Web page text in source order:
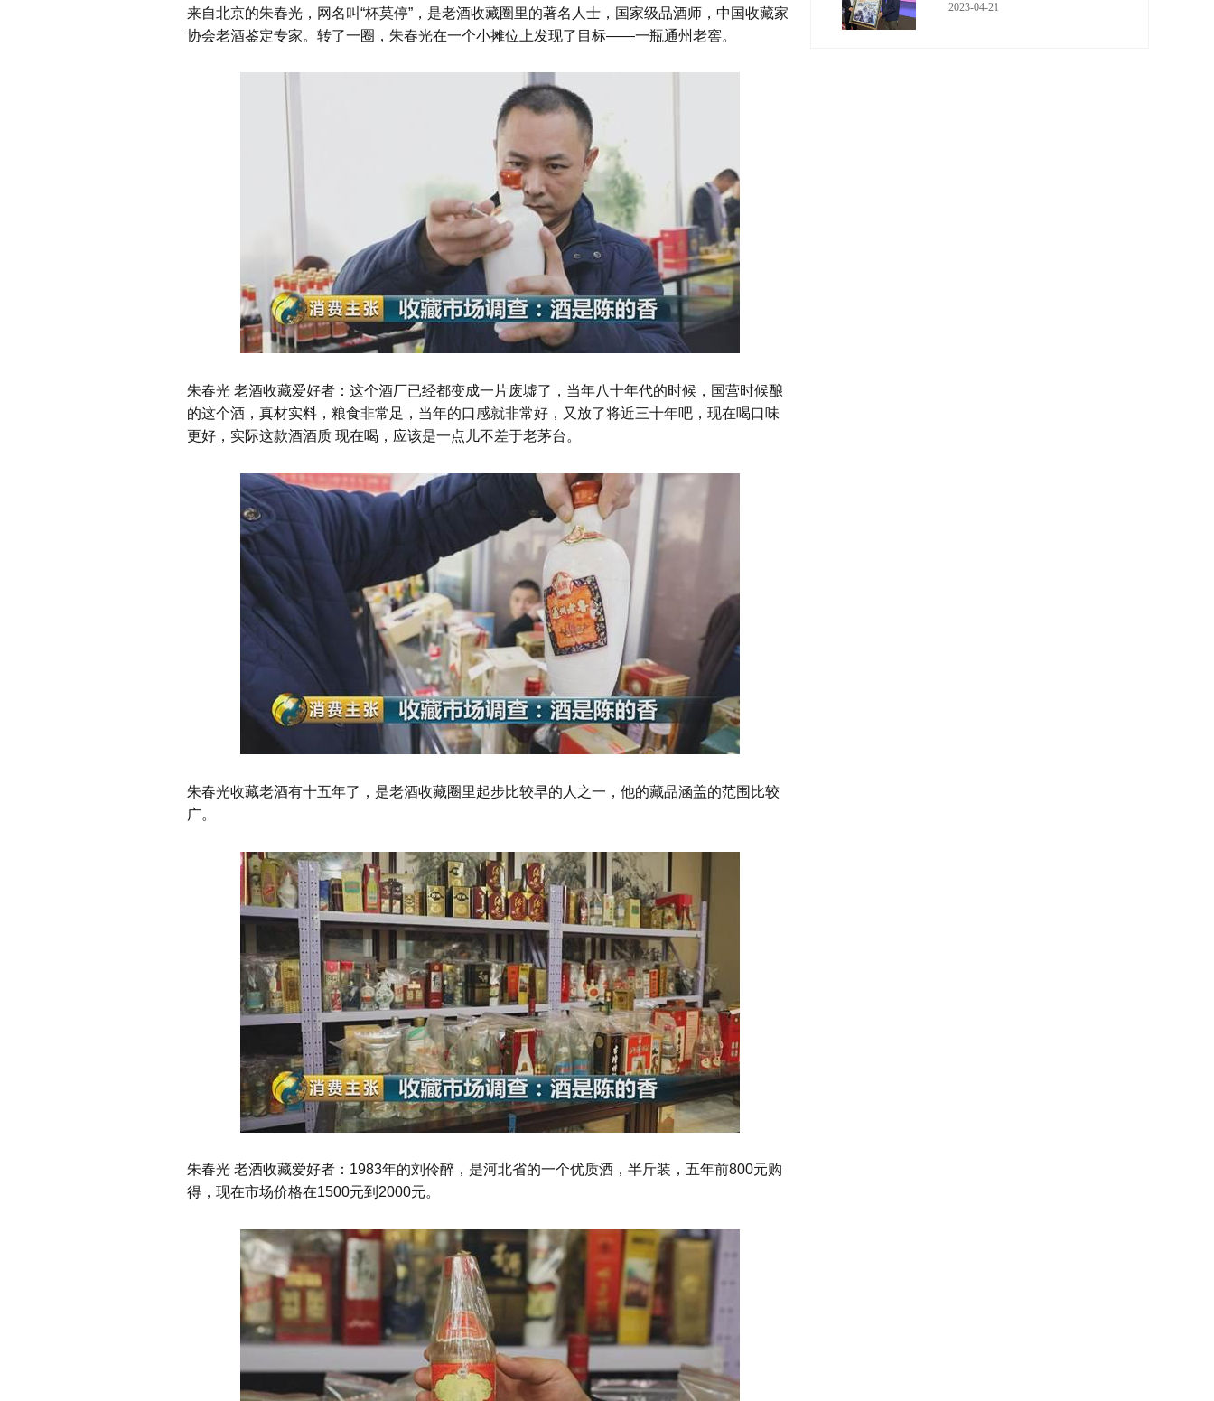
来自北京的朱春光，网名叫“杯莫停”，是老酒收藏圈里的著名人士，国家级品酒师，中国收藏家
协会老酒鉴定专家。转了一圈，朱春光在一个小摊位上发现了目标——一瓶通州老窖。
朱春光 老酒收藏爱好者：这个酒厂已经都变成一片废墟了，当年八十年代的时候，国营时候酿
的这个酒，真材实料，粮食非常足，当年的口感就非常好，又放了将近三十年吧，现在喝口味
更好，实际这款酒酒质 现在喝，应该是一点儿不差于老茅台。
朱春光收藏老酒有十五年了，是老酒收藏圈里起步比较早的人之一，他的藏品涵盖的范围比较
广。
朱春光 老酒收藏爱好者： 1983年的刘伶醉，是河北省的一个优质酒，半斤装，五年前800元购
得，现在市场价格在1500元到 2000元。
2023-04-21